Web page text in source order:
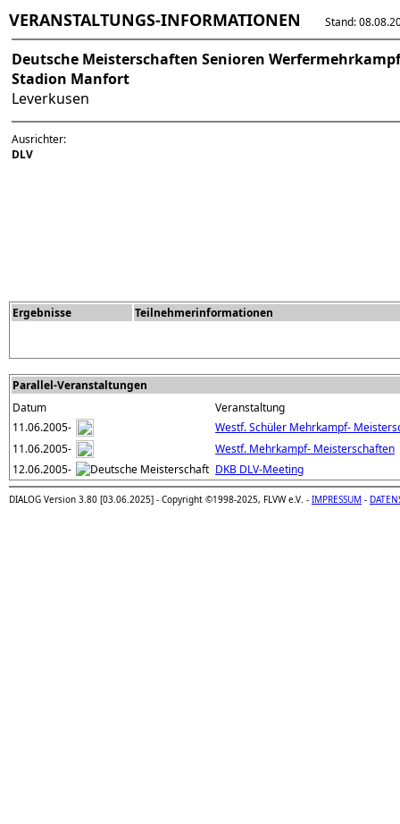
VERANSTALTUNGS-INFORMATIONEN Stand:
Deutsche Meisterschaften Senioren Werfermehrkampf
Stadion Manfort
Leverkusen
Ausrichter:
DLV
Ergebnisse Teilnehmerinformationen
Parallel-Veranstaltungen
Datum
Veranstaltung
11.06.2005-
Westf. Schüler Mehrkampf-
11.06.2005-
Westf. Mehrkampf- Meisterschaften
12.06.2005-
DKB DLV-Meeting
DIALOG Version 3.80 [03.06.2025] - Copyright ©1998-2025, FLVW e.V. - IMPRESSUM -